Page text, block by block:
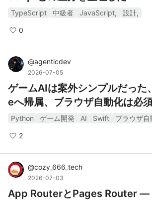
TypeScript 中級者 JavaScript, 設計,
0
@agenticdev
2026-07-05
ゲームAIは案外シンプルだっ
eへ帰属、ブラウザ自動化は必
Python ゲーム開発 AI Swift ブラウザ自
2
@cozy_666_tech
2026-07-03
App RouterとPages Router —